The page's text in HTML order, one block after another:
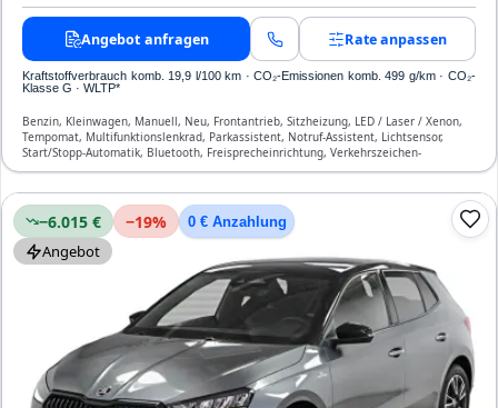
Angebot anfragen Rate anpassen
Kraftstoffverbrauch komb. 19,9 l/100 km · CO₂-Emissionen komb. 499 g/km · CO₂-
Klasse G · WLTP*
Benzin, Kleinwagen, Manuell, Neu, Frontantrieb, Sitzheizung, LED / Laser / Xenon,
Tempomat, Multifunktionslenkrad, Parkassistent, Notruf-Assistent, Lichtsensor,
Start/Stopp-Automatik, Bluetooth, Freisprecheinrichtung, Verkehrszeichen-
Erkennung, ESP, ABS, Klimaanlage, Front- und Seiten-Airbags
−6.015 € −19% 0 € Anzahlung
Angebot